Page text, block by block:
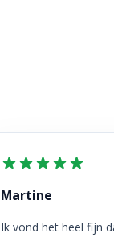
Martine
Ik vond het heel fijn